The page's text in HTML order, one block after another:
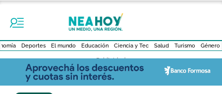
Deportes El mundo Educación Ciencia y Tec Salud Turismo Género
- Publicidad -